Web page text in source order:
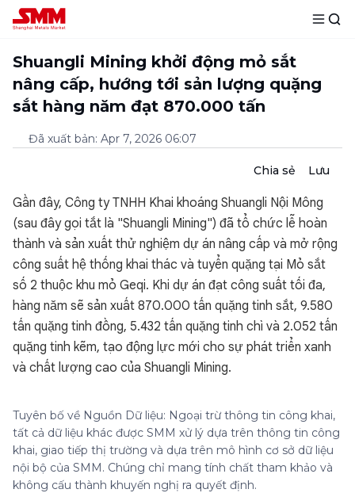
Shuangli Mining khởi động mỏ sắt
nâng cấp, hướng tới sản lượng quặng
sắt hàng năm đạt 870.000 tấn
Đã xuất bản: Apr 7, 2026 06:07
Chia sẻ Lưu
Gần đây, Công ty TNHH Khai khoáng Shuangli Nội Mông
(sau đây gọi tắt là "Shuangli Mining") đã tổ chức lễ hoàn
thành và sản xuất thử nghiệm dự án nâng cấp và mở rộng
công suất hệ thống khai thác và tuyển quặng tại Mỏ sắt
số 2 thuộc khu mỏ Geqi. Khi dự án đạt công suất tối đa,
hàng năm sẽ sản xuất 870.000 tấn quặng tinh sắt, 9.580
tấn quặng tinh đồng, 5.432 tấn quặng tinh chì và 2.052 tấn
quặng tinh kẽm, tạo động lực mới cho sự phát triển xanh
và chất lượng cao của Shuangli Mining.
Tuyên bố về Nguồn Dữ liệu: Ngoại trừ thông tin công khai,
tất cả dữ liệu khác được SMM xử lý dựa trên thông tin công
khai, giao tiếp thị trường và dựa trên mô hình cơ sở dữ liệu
nội bộ của SMM. Chúng chỉ mang tính chất tham khảo và
không cấu thành khuyến nghị ra quyết định.